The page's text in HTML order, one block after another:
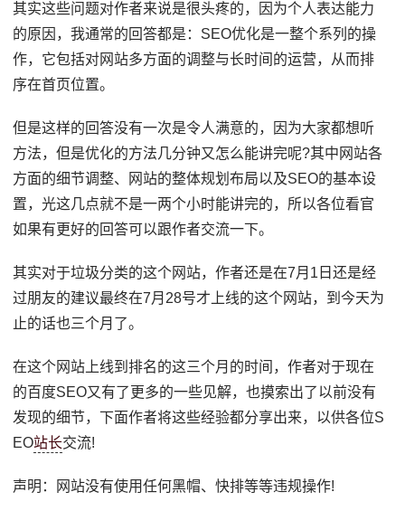
其实这些问题对作者来说是很头疼的，因为个人表达能力
的原因，我通常的回答都是：SEO优化是一整个系列的操
作，它包括对网站多方面的调整与长时间的运营，从而排
序在首页位置。
但是这样的回答没有一次是令人满意的，因为大家都想听
方法，但是优化的方法几分钟又怎么能讲完呢?其中网站各
方面的细节调整、网站的整体规划布局以及SEO的基本设
置，光这几点就不是一两个小时能讲完的，所以各位看官
如果有更好的回答可以跟作者交流一下。
其实对于垃圾分类的这个网站，作者还是在7月1日还是经
过朋友的建议最终在7月28号才上线的这个网站，到今天为
止的话也三个月了。
在这个网站上线到排名的这三个月的时间，作者对于现在
的百度SEO又有了更多的一些见解，也摸索出了以前没有
发现的细节，下面作者将这些经验都分享出来，以供各位S
EO站长交流!
声明：网站没有使用任何黑帽、快排等等违规操作!